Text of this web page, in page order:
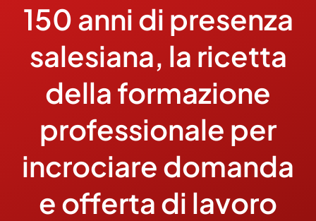
Missione
Ambiti
Ambienti educativi e servizi
Blog
Contatti
150 anni di presenza
salesiana, la ricetta
della formazione
professionale per
incrociare domanda
e offerta di lavoro